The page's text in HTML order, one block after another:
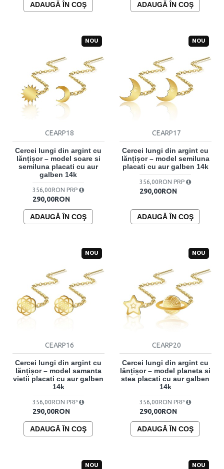
ADAUGĂ ÎN COŞ ADAUGĂ ÎN COŞ
NOU
CEARP18
Cercei lungi din argint cu
lănțișor – model soare si
semiluna placati cu aur
galben 14k
290,00RON
356,00RON PRP
ADAUGĂ ÎN COŞ
NOU
CEARP17
Cercei lungi din argint cu
lănțișor – model semiluna
placati cu aur galben 14k
290,00RON
356,00RON PRP
ADAUGĂ ÎN COŞ
NOU
CEARP16
Cercei lungi din argint cu
lănțișor – model samanta
vietii placati cu aur galben
14k
290,00RON
356,00RON PRP
ADAUGĂ ÎN COŞ
NOU
CEARP20
Cercei lungi din argint cu
lănțișor – model planeta si
stea placati cu aur galben
14k
290,00RON
356,00RON PRP
ADAUGĂ ÎN COŞ
NOU NOU